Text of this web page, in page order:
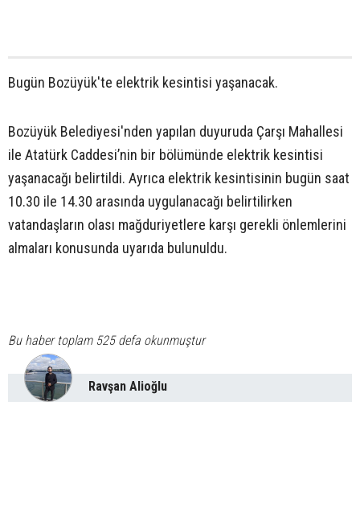
Bugün Bozüyük'te elektrik kesintisi yaşanacak.
Bozüyük Belediyesi'nden yapılan duyuruda Çarşı Mahallesi
ile Atatürk Caddesi’nin bir bölümünde elektrik kesintisi
yaşanacağı belirtildi. Ayrıca elektrik kesintisinin bugün saat
10.30 ile 14.30 arasında uygulanacağı belirtilirken
vatandaşların olası mağduriyetlere karşı gerekli önlemlerini
almaları konusunda uyarıda bulunuldu.
Bu haber toplam 525 defa okunmuştur
Ravşan Alioğlu